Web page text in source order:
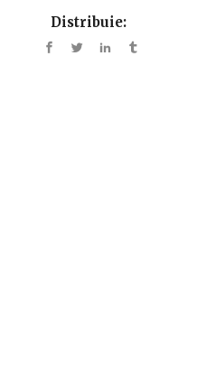
Distribuie: